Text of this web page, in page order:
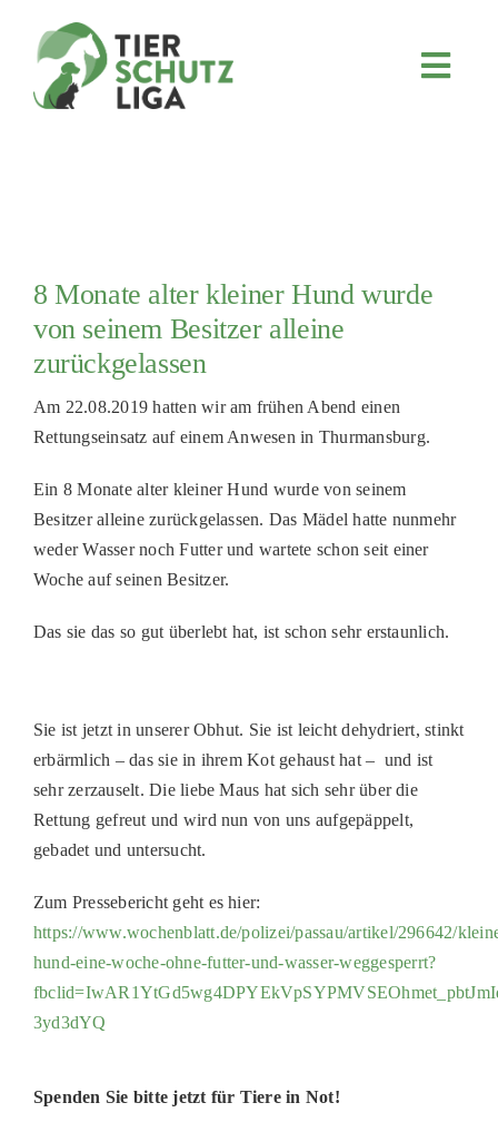
FÖRDERN & VERERBEN
TIERHEIMTIERE
TIERHEIME
PATENSCHAFTEN
HELFER WERDEN
8 Monate alter kleiner Hund wurde
von seinem Besitzer alleine
zurückgelassen
Am 22.08.2019 hatten wir am frühen Abend einen
Rettungseinsatz auf einem Anwesen in Thurmansburg.
Ein 8 Monate alter kleiner Hund wurde von seinem
Besitzer alleine zurückgelassen. Das Mädel hatte nunmehr
weder Wasser noch Futter und wartete schon seit einer
Woche auf seinen Besitzer.
Das sie das so gut überlebt hat, ist schon sehr erstaunlich.
Sie ist jetzt in unserer Obhut. Sie ist leicht dehydriert, stinkt
erbärmlich – das sie in ihrem Kot gehaust hat – und ist
sehr zerzauselt. Die liebe Maus hat sich sehr über die
Rettung gefreut und wird nun von uns aufgepäppelt,
gebadet und untersucht.
Zum Pressebericht geht es hier:
https://www.wochenblatt.de/polizei/passau/artikel/296642/
hund-eine-woche-ohne-futter-und-wasser-weggesperrt?
3yd3dYQ
Spenden Sie bitte jetzt für Tiere in Not!